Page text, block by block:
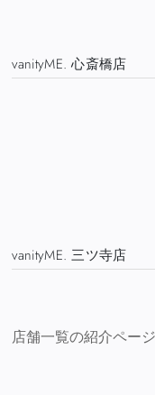
vanityME. 心斎橋店
vanityME. 三ツ寺店
店舗一覧の紹介ペー